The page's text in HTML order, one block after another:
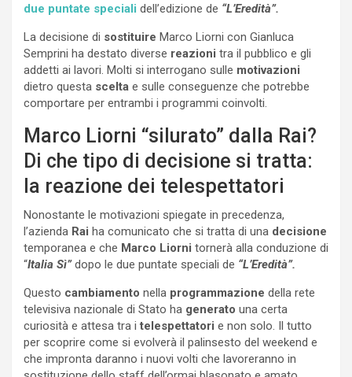
due puntate speciali dell’edizione de “L’Eredità”.
La decisione di sostituire Marco Liorni con Gianluca
Semprini ha destato diverse reazioni tra il pubblico e gli
addetti ai lavori. Molti si interrogano sulle motivazioni
dietro questa scelta e sulle conseguenze che potrebbe
comportare per entrambi i programmi coinvolti.
Marco Liorni “silurato” dalla Rai?
Di che tipo di decisione si tratta:
la reazione dei telespettatori
Nonostante le motivazioni spiegate in precedenza,
l’azienda Rai ha comunicato che si tratta di una decisione
temporanea e che Marco Liorni tornerà alla conduzione di
“Italia Sì”dopo le due puntate speciali de “L’Eredità”.
Questo cambiamento nella programmazione della rete
televisiva nazionale di Stato ha generato una certa
curiosità e attesa tra itelespettatori e non solo. Il tutto
per scoprire come si evolverà il palinsesto del weekend e
che impronta daranno i nuovi volti che lavoreranno in